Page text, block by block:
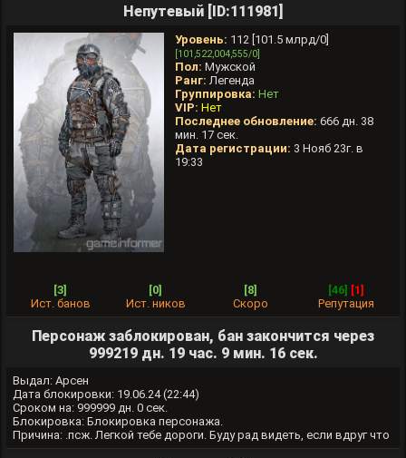
Непутевый [ID:111981]
Уровень: 112 [101.5 млрд/0]
[101,522,004,555/0]
Пол: Мужской
Ранг: Легенда
Группировка: Нет
VIP: Нет
Последнее обновление: 666 дн. 38
мин. 17 сек.
Дата регистрации: 3 Нояб 23г. в
19:33
[3]
Ист. банов
[0]
Ист. ников
[8]
Скоро
[46] [1]
Репутация
Персонаж заблокирован, бан закончится через
999219 дн. 19 час. 9 мин. 16 сек.
Выдал: Арсен
Дата блокировки: 19.06.24 (22:44)
Cроком на: 999999 дн. 0 сек.
Блокировка: Блокировка персонажа.
Причина: .псж. Легкой тебе дороги. Буду рад видеть, если вдруг что